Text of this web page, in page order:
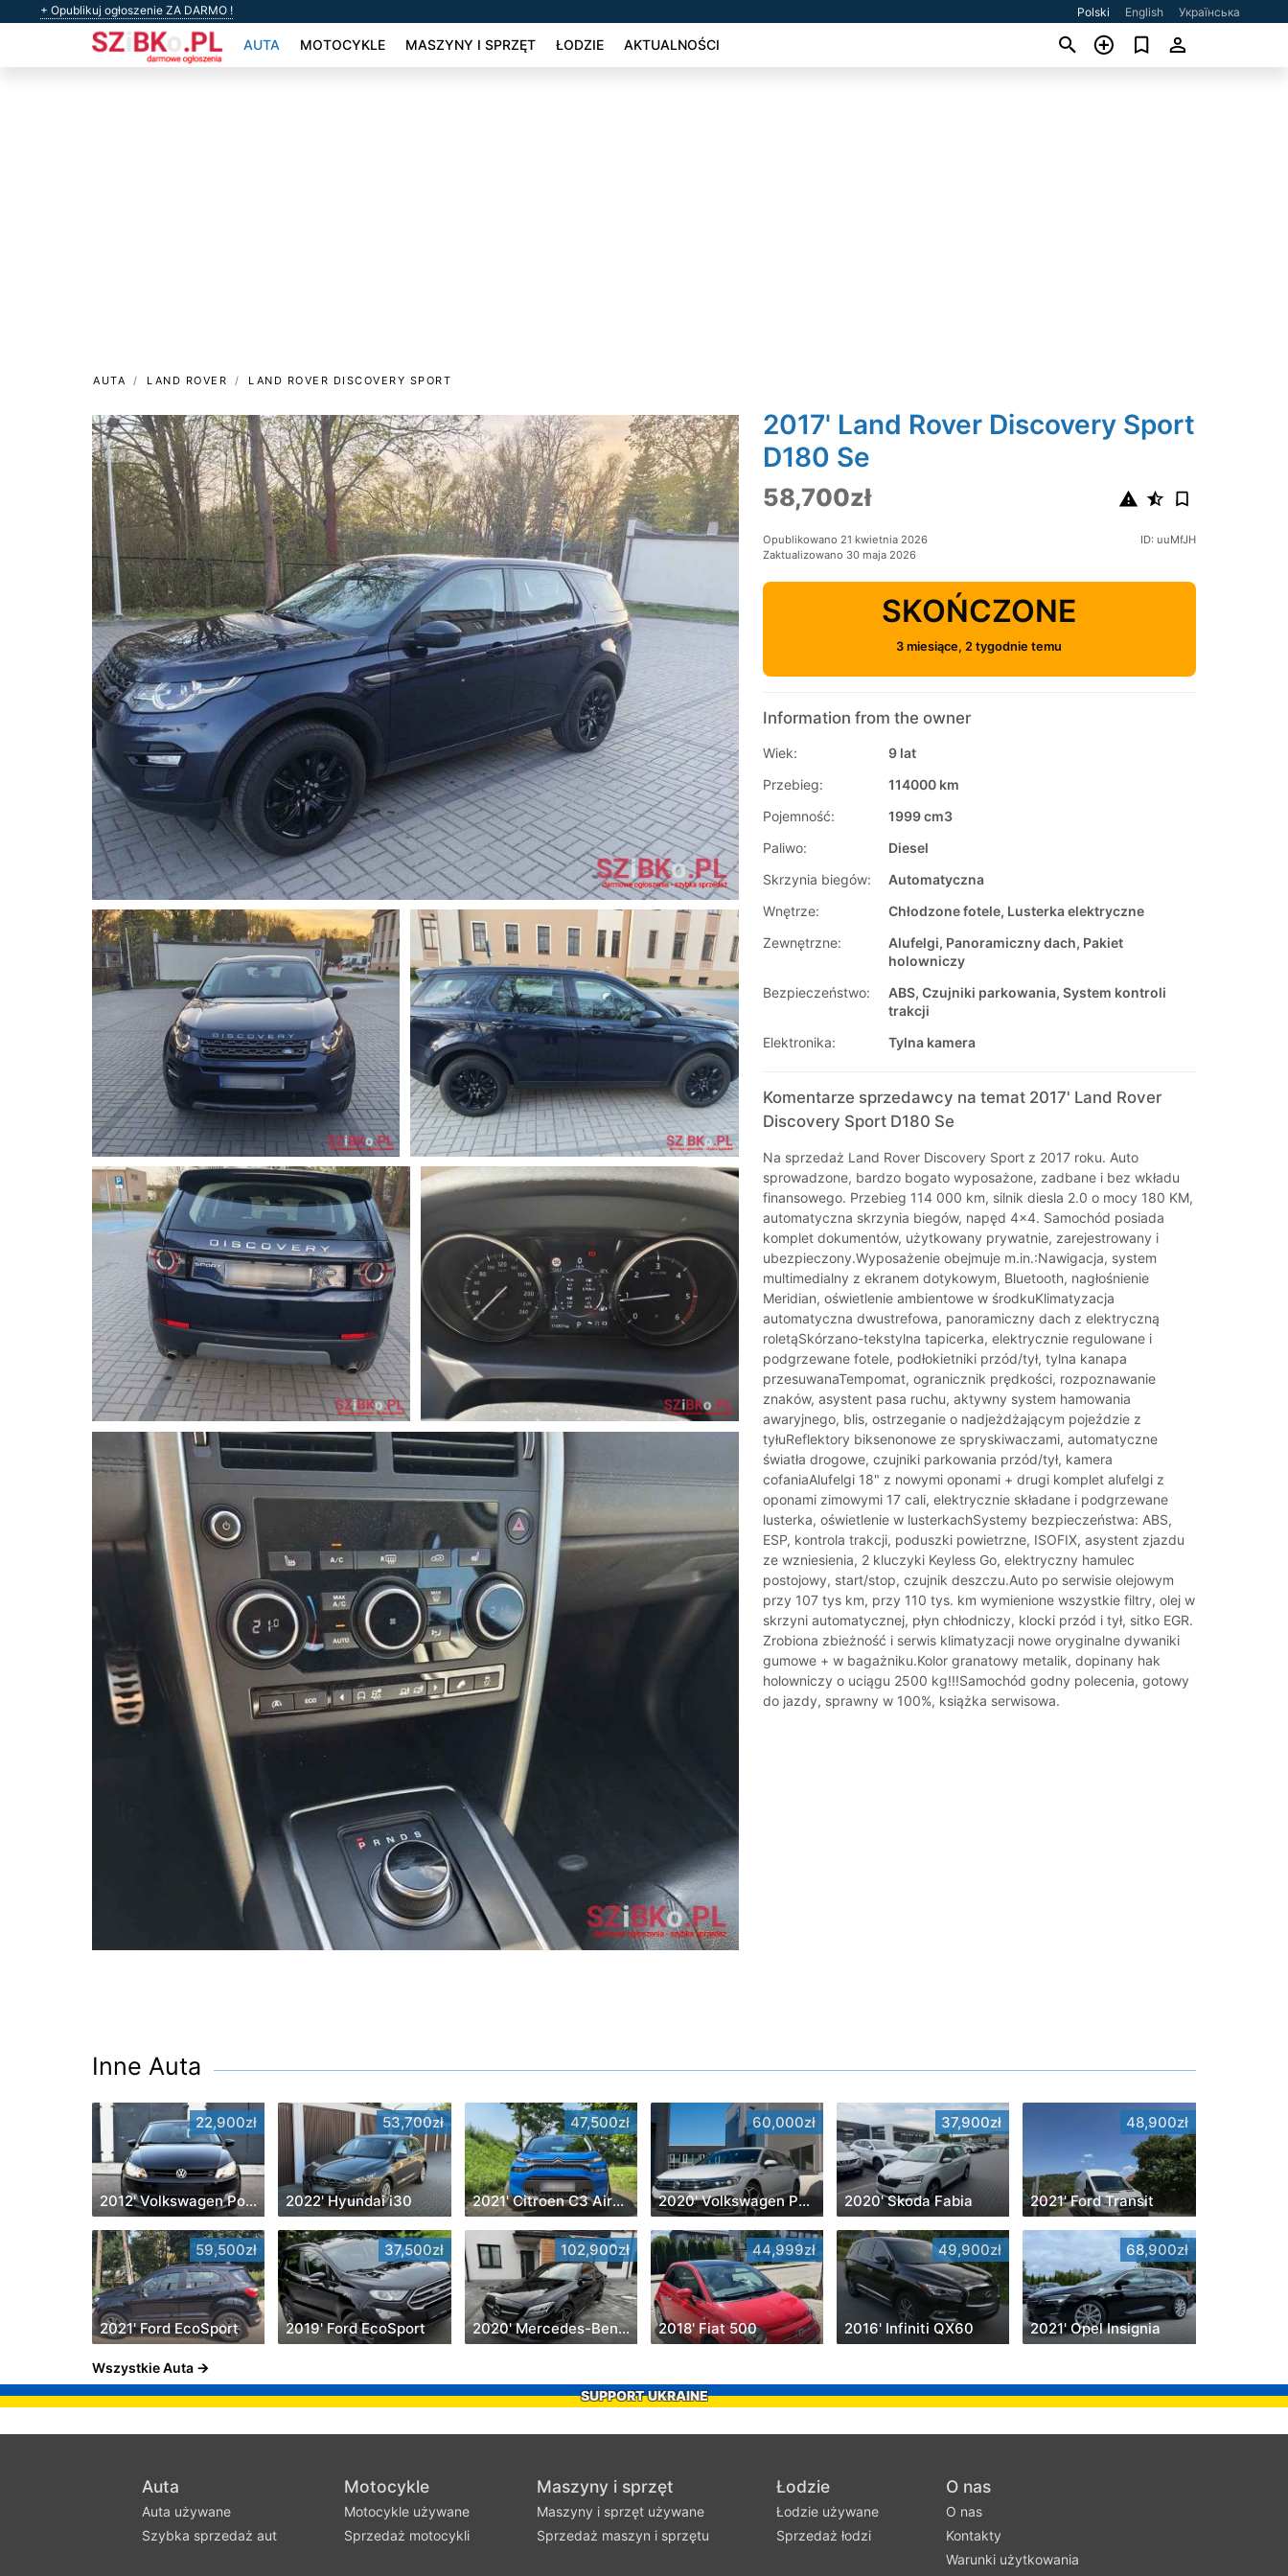
+ Opublikuj ogłoszenie ZA DARMO ! Polski English Українська
AUTA MOTOCYKLE MASZYNY I SPRZĘT ŁODZIE AKTUALNOŚCI
AUTA LAND ROVER LAND ROVER DISCOVERY SPORT
2017' Land Rover Discovery Sport
D180 Se
58,700zł
Opublikowano 21 kwietnia 2026
Zaktualizowano 30 maja 2026
ID: uuMfJH
SKOŃCZONE
3 miesiące, 2 tygodnie temu
Information from the owner
Wiek:
9 lat
Przebieg:
114000 km
Pojemność:
1999 cm3
Paliwo:
Diesel
Skrzynia biegów:
Automatyczna
Wnętrze:
Chłodzone fotele, Lusterka elektryczne
Zewnętrzne:
Alufelgi, Panoramiczny dach, Pakiet
holowniczy
Bezpieczeństwo:
ABS, Czujniki parkowania, System kontroli
trakcji
Elektronika:
Tylna kamera
Komentarze sprzedawcy na temat 2017' Land Rover
Discovery Sport D180 Se
Na sprzedaż Land Rover Discovery Sport z 2017 roku. Auto
sprowadzone, bardzo bogato wyposażone, zadbane i bez wkładu
finansowego. Przebieg 114 000 km, silnik diesla 2.0 o mocy 180 KM,
automatyczna skrzynia biegów, napęd 4x4. Samochód posiada
komplet dokumentów, użytkowany prywatnie, zarejestrowany i
ubezpieczony.Wyposażenie obejmuje m.in.:Nawigacja, system
multimedialny z ekranem dotykowym, Bluetooth, nagłośnienie
Meridian, oświetlenie ambientowe w środkuKlimatyzacja
automatyczna dwustrefowa, panoramiczny dach z elektryczną
roletąSkórzano-tekstylna tapicerka, elektrycznie regulowane i
podgrzewane fotele, podłokietniki przód/tył, tylna kanapa
przesuwanaTempomat, ogranicznik prędkości, rozpoznawanie
znaków, asystent pasa ruchu, aktywny system hamowania
awaryjnego, blis, ostrzeganie o nadjeżdżającym pojeździe z
tyłuReflektory biksenonowe ze spryskiwaczami, automatyczne
światła drogowe, czujniki parkowania przód/tył, kamera
cofaniaAlufelgi 18" z nowymi oponami + drugi komplet alufelgi z
oponami zimowymi 17 cali, elektrycznie składane i podgrzewane
lusterka, oświetlenie w lusterkachSystemy bezpieczeństwa: ABS,
ESP, kontrola trakcji, poduszki powietrzne, ISOFIX, asystent zjazdu
ze wzniesienia, 2 kluczyki Keyless Go, elektryczny hamulec
postojowy, start/stop, czujnik deszczu.Auto po serwisie olejowym
przy 107 tys km, przy 110 tys. km wymienione wszystkie filtry, olej w
skrzyni automatycznej, płyn chłodniczy, klocki przód i tył, sitko EGR.
Zrobiona zbieżność i serwis klimatyzacji nowe oryginalne dywaniki
gumowe + w bagażniku.Kolor granatowy metalik, dopinany hak
holowniczy o uciągu 2500 kg!!!Samochód godny polecenia, gotowy
do jazdy, sprawny w 100%, książka serwisowa.
Inne Auta
22,900zł
2012' Volkswagen Polo
53,700zł
2022' Hyundai i30
47,500zł
2021' Citroen C3 Aircross
60,000zł
2020' Volkswagen Passat
37,900zł
2020' Skoda Fabia
48,900zł
2021' Ford Transit
59,500zł
2021' Ford EcoSport
37,500zł
2019' Ford EcoSport
102,900zł
2020' Mercedes-Benz C-Class
44,999zł
2018' Fiat 500
49,900zł
2016' Infiniti QX60
68,900zł
2021' Opel Insignia
Wszystkie Auta
SUPPORT UKRAINE
Auta
Auta używane
Szybka sprzedaż aut
Motocykle
Motocykle używane
Sprzedaż motocykli
Maszyny i sprzęt
Maszyny i sprzęt używane
Sprzedaż maszyn i sprzętu
Łodzie
Łodzie używane
Sprzedaż łodzi
O nas
O nas
Kontakty
Warunki użytkowania